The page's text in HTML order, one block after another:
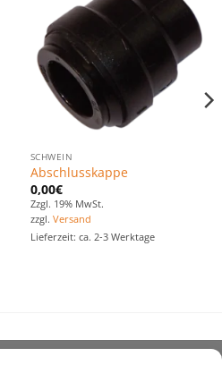
Zu den
Favoriten
hinzufügen
SCHWEIN
Abschlusskappe
0,00€
Zzgl. 19% MwSt.
zzgl. Versand
Lieferzeit: ca. 2-3 Werktage